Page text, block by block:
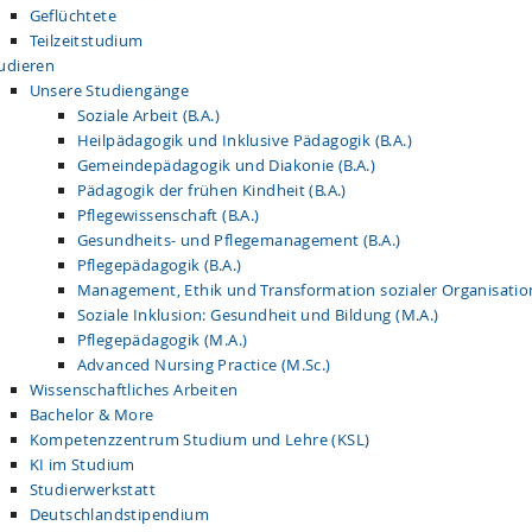
Geflüchtete
Teilzeitstudium
Unsere Studiengänge
Soziale Arbeit (B.A.)
Heilpädagogik und Inklusive Pädagogik (B.A.)
Gemeindepädagogik und Diakonie (B.A.)
Pädagogik der frühen Kindheit (B.A.)
Pflegewissenschaft (B.A.)
Gesundheits- und Pflegemanagement (B.A.)
Pflegepädagogik (B.A.)
Management, Ethik und Transformation sozialer
Soziale Inklusion: Gesundheit und Bildung (M.A.)
Pflegepädagogik (M.A.)
Advanced Nursing Practice (M.Sc.)
Wissenschaftliches Arbeiten
Bachelor & More
Kompetenzzentrum Studium und Lehre (KSL)
KI im Studium
Studierwerkstatt
Deutschlandstipendium